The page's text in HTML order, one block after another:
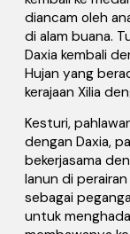
diancam oleh
di alam buana.
Daxia kembali
Hujan yang
kerajaan Xilia
Kesturi,
dengan Daxia,
bekerjasama
lanun di perairan
sebagai
untuk